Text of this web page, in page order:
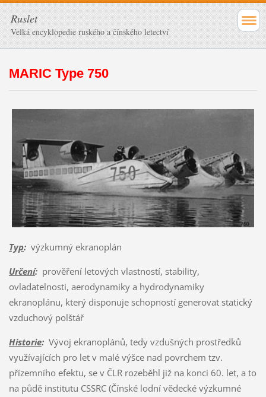
Ruslet
Velká encyklopedie ruského a čínského letectví
MARIC Type 750
Typ:výzkumný ekranoplán
Určení:prověření letových vlastností, stability,
ovladatelnosti, aerodynamiky a hydrodynamiky
ekranoplánu, který disponuje schopností generovat statický
vzduchový polštář
Historie:Vývoj ekranoplánů, tedy vzdušných prostředků
využívajících pro let v malé výšce nad povrchem tzv.
přízemního efektu, se v ČLR rozeběhl již na konci 60. let, a to
na půdě institutu CSSRC (Čínské lodní vědecké výzkumné